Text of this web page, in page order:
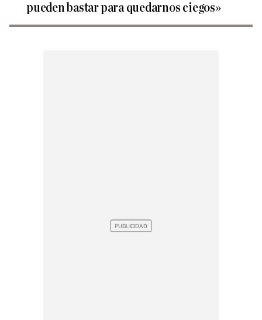
pueden bastar para quedarnos ciegos»